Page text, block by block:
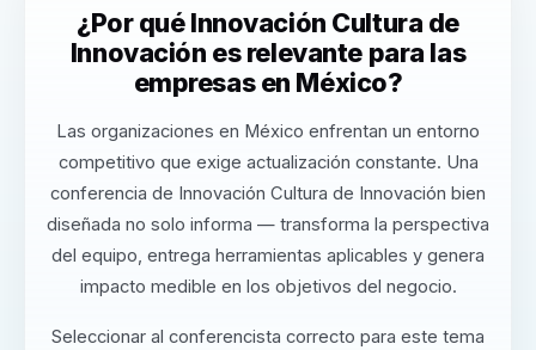
¿Por qué Innovación Cultura de
Innovación es relevante para las
empresas en México?
Las organizaciones en México enfrentan un entorno
competitivo que exige actualización constante. Una
conferencia de Innovación Cultura de Innovación bien
diseñada no solo informa — transforma la perspectiva
del equipo, entrega herramientas aplicables y genera
impacto medible en los objetivos del negocio.
Seleccionar al conferencista correcto para este tema